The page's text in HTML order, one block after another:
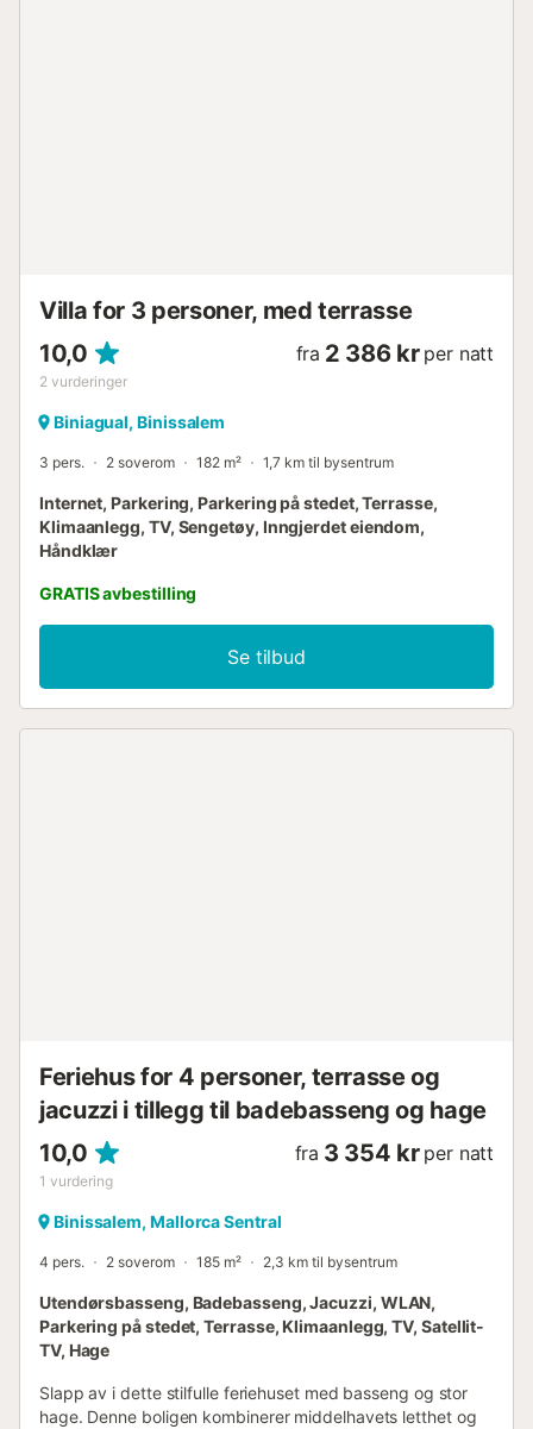
Villa for 3 personer, med terrasse
10,0
2 vurderinger
fra 2 386 kr per natt
Biniagual, Binissalem
3 pers. 2 soverom 182 m² 1,7 km til bysentrum
Internet, Parkering, Parkering på stedet, Terrasse,
Klimaanlegg, TV, Sengetøy, Inngjerdet eiendom,
Håndklær
GRATIS avbestilling
Se tilbud
Feriehus for 4 personer, terrasse og
jacuzzi i tillegg til badebasseng og hage
10,0
1 vurdering
fra 3 354 kr per natt
Binissalem, Mallorca Sentral
4 pers. 2 soverom 185 m² 2,3 km til bysentrum
Utendørsbasseng, Badebasseng, Jacuzzi, WLAN,
Parkering på stedet, Terrasse, Klimaanlegg, TV, Satellit-
TV, Hage
Slapp av i dette stilfulle feriehuset med basseng og stor
hage. Denne boligen kombinerer middelhavets letthet og